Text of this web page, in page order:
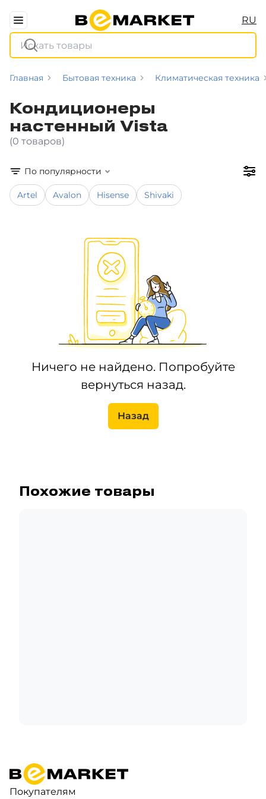
RU
Главная Бытовая техника Климатическая техника
Кондиционеры
настенный Vista
(0 товаров)
По популярности
Artel Avalon Hisense Shivaki
Ничего не найдено. Попробуйте
вернуться назад.
Назад
Похожие товары
Покупателям